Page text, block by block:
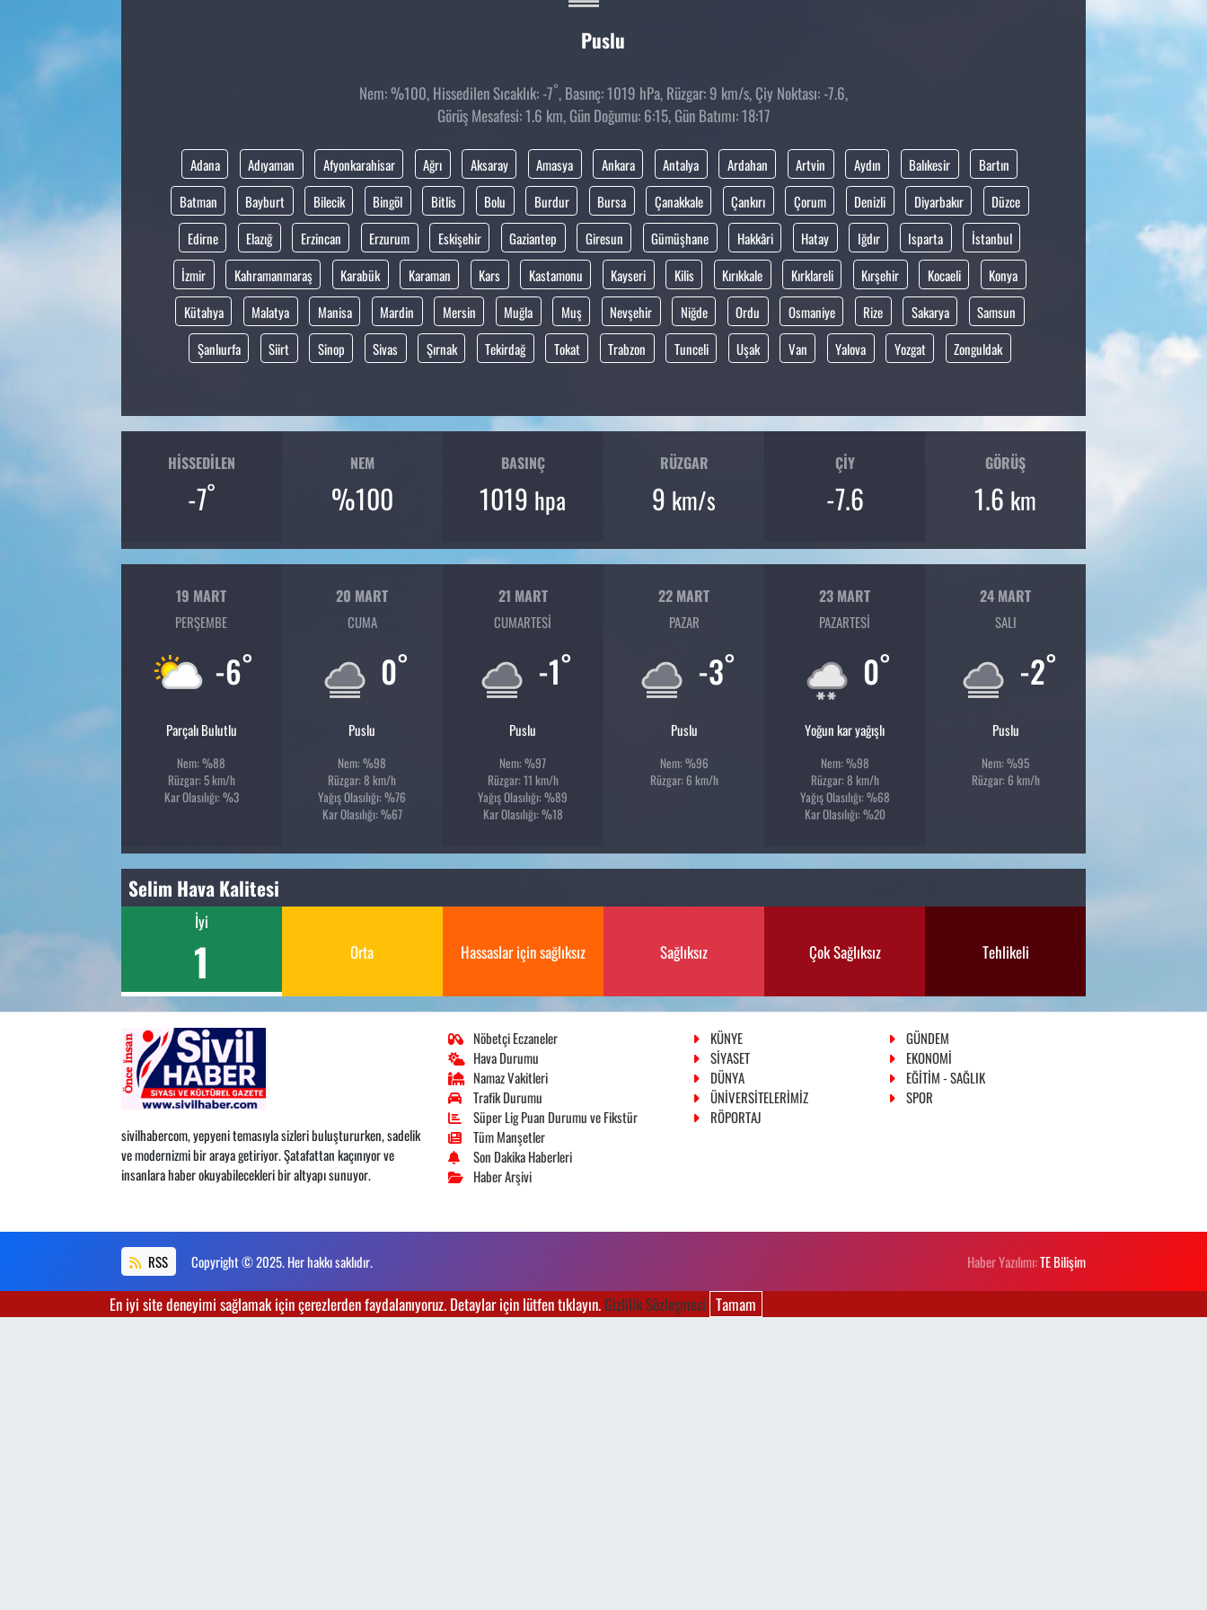
Puslu
Nem: %100, Hissedilen Sıcaklık: -7°, Basınç: 1019 hPa, Rüzgar: 9 km/s, Çiy Noktası: -7.6,
Görüş Mesafesi: 1.6 km, Gün Doğumu: 6:15, Gün Batımı: 18:17
Adana Adıyaman Afyonkarahisar Ağrı Aksaray Amasya Ankara Antalya Ardahan Artvin Aydın Balıkesir
Bartın
Batman
Bayburt Bilecik Bingöl Bitlis Bolu Burdur Bursa Çanakkale Çankırı Çorum Denizli Diyarbakır
Düzce
Edirne
Elazığ Erzincan Erzurum Eskişehir Gaziantep Giresun Gümüşhane Hakkâri Hatay Iğdır Isparta
İstanbul
İzmir
Kahramanmaraş Karabük Karaman Kars Kastamonu Kayseri Kilis Kırıkkale Kırklareli Kırşehir Kocaeli
Konya
Kütahya
Malatya Manisa Mardin Mersin Muğla Muş Nevşehir Niğde Ordu Osmaniye Rize Sakarya
Samsun
Şanlıurfa
Siirt Sinop Sivas Şırnak Tekirdağ Tokat Trabzon Tunceli Uşak Van Yalova Yozgat Zonguldak
HISSEDILEN
-7°
NEM
%100
BASINÇ
1019 hpa
RÜZGAR
9 km/s
ÇIY
-7.6
GÖRÜŞ
1.6 km
19 MART
PERŞEMBE
-6°
Parçalı Bulutlu
Nem: %88
Rüzgar: 5 km/h
Kar Olasılığı: %3
20 MART
CUMA
0°
Puslu
Nem: %98
Rüzgar: 8 km/h
Yağış Olasılığı: %76
Kar Olasılığı: %67
21 MART
CUMARTESI
-1°
Puslu
Nem: %97
Rüzgar: 11 km/h
Yağış Olasılığı: %89
Kar Olasılığı: %18
22 MART
PAZAR
-3°
Puslu
Nem: %96
Rüzgar: 6 km/h
23 MART
PAZARTESI
0°
Yoğun kar yağışlı
Nem: %98
Rüzgar: 8 km/h
Yağış Olasılığı: %68
Kar Olasılığı: %20
24 MART
SALI
-2°
Puslu
Nem: %95
Rüzgar: 6 km/h
Selim Hava Kalitesi
İyi
1 Orta Hassaslar için sağlıksız Sağlıksız Çok Sağlıksız Tehlikeli
sivilhabercom, yepyeni temasıyla sizleri buluştururken, sadelik
ve modernizmi bir araya getiriyor. Şatafattan kaçınıyor ve
insanlara haber okuyabilecekleri bir altyapı sunuyor.
Nöbetçi Eczaneler
Hava Durumu
Namaz Vakitleri
Trafik Durumu
Süper Lig Puan Durumu ve Fikstür
Tüm Manşetler
Son Dakika Haberleri
Haber Arşivi
KÜNYE
GÜNDEM
SİYASET
EKONOMİ
DÜNYA
EĞİTİM - SAĞLIK
ÜNİVERSİTELERİMİZ
SPOR
RÖPORTAJ
RSS Copyright © 2025. Her hakkı saklıdır. Haber Yazılımı:TE Bilişim
En iyi site deneyimi sağlamak için çerezlerden faydalanıyoruz. Detaylar için lütfen tıklayın.Gizlilik Sözleşmesi Tamam